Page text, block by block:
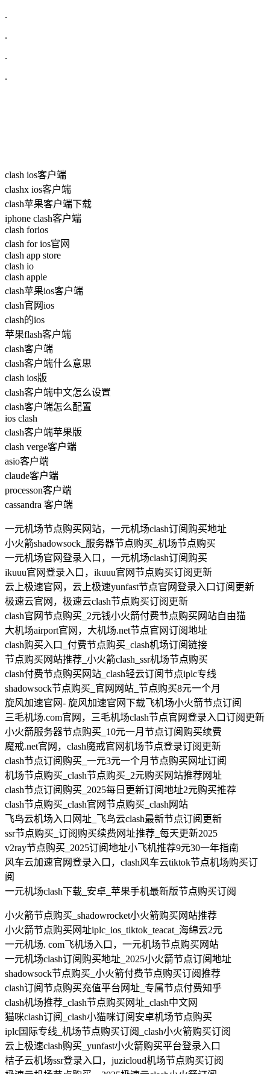
.
.
.
.
clash ios客户端
clashx ios客户端
clash苹果客户端下载
iphone clash客户端
clash forios
clash for ios官网
clash app store
clash io
clash apple
clash苹果ios客户端
clash官网ios
clash的ios
苹果flash客户端
clash客户端
clash客户端什么意思
clash ios版
clash客户端中文怎么设置
clash客户端怎么配置
ios clash
clash客户端苹果版
clash verge客户端
asio客户端
claude客户端
processon客户端
cassandra 客户端
一元机场节点购买网站，一元机场clash订阅购买地址
小火箭shadowsock_服务器节点购买_机场节点购买
一元机场官网登录入口，一元机场clash订阅购买
ikuuu官网登录入口，ikuuu官网节点购买订阅更新
云上极速官网，云上极速yunfast节点官网登录入口订阅更新
极速云官网，极速云clash节点购买订阅更新
clash官网节点购买_2元钱小火箭付费节点购买网站自由猫
大机场airport官网，大机场.net节点官网订阅地址
clash购买入口_付费节点购买_clash机场订阅链接
节点购买网站推荐_小火箭clash_ssr机场节点购买
clash付费节点购买网站_clash轻云订阅节点iplc专线
shadowsock节点购买_官网网站_节点购买8元一个月
旋风加速官网- 旋风加速官网下载飞机场小火箭节点订阅
三毛机场.com官网，三毛机场clash节点官网登录入口订阅更新
小火箭服务器节点购买_10元一月节点订阅购买续费
魔戒.net官网，clash魔戒官网机场节点登录订阅更新
clash节点订阅购买_一元3元一个月节点购买网址订阅
机场节点购买_clash节点购买_2元购买网站推荐网址
clash节点订阅购买_2025每日更新订阅地址2元购买推荐
clash节点购买_clash官网节点购买_clash网站
飞鸟云机场入口网址_飞鸟云clash最新节点订阅更新
ssr节点购买_订阅购买续费网址推荐_每天更新2025
v2ray节点购买_2025订阅地址小飞机推荐9元30一年指南
风车云加速官网登录入口，clash风车云tiktok节点机场购买订
阅
一元机场clash下载_安卓_苹果手机最新版节点购买订阅
小火箭节点购买_shadowrocket小火箭购买网站推荐
小火箭节点购买网址iplc_ios_tiktok_teacat_海绵云2元
一元机场. com飞机场入口，一元机场节点购买网站
一元机场clash订阅购买地址_2025小火箭节点订阅地址
shadowsock节点购买_小火箭付费节点购买订阅推荐
clash订阅节点购买充值平台网址_专属节点付费知乎
clash机场推荐_clash节点购买网址_clash中文网
猫咪clash订阅_clash小猫咪订阅安卓机场节点购买
iplc国际专线_机场节点购买订阅_clash小火箭购买订阅
云上极速clash购买_yunfast小火箭购买平台登录入口
桔子云机场ssr登录入口，juzicloud机场节点购买订阅